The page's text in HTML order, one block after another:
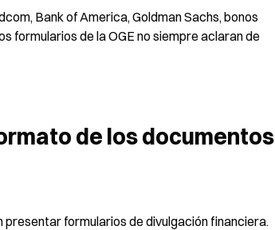
Bank of America, Goldman Sachs, bonos
formularios de la OGE no siempre aclaran de
de los documentos
formularios de divulgación financiera.